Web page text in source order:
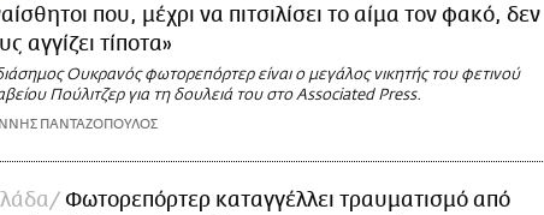
που, μέχρι να πιτσιλίσει το αίμα τον φακό, δεν
αγγίζει τίποτα»
Ουκρανός φωτορεπόρτερ είναι ο μεγάλος νικητής του φετινού
Πούλιτζερ για τη δουλειά του στο Associated Press.
ΠΑΝΤΑΖΟΠΟΥΛΟΣ
Φωτορεπόρτερ καταγγέλλει τραυματισμό από